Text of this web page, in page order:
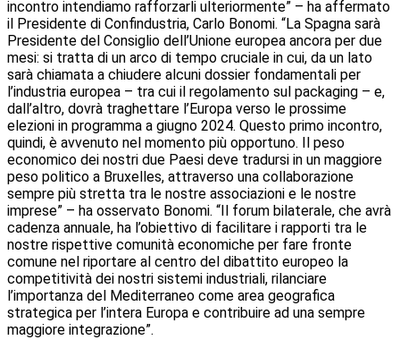
incontro intendiamo rafforzarli ulteriormente” – ha affermato
il Presidente di Confindustria, Carlo Bonomi. “La Spagna sarà
Presidente del Consiglio dell’Unione europea ancora per due
mesi: si tratta di un arco di tempo cruciale in cui, da un lato
sarà chiamata a chiudere alcuni dossier fondamentali per
l’industria europea – tra cui il regolamento sul packaging – e,
dall’altro, dovrà traghettare l’Europa verso le prossime
elezioni in programma a giugno 2024. Questo primo incontro,
quindi, è avvenuto nel momento più opportuno. Il peso
economico dei nostri due Paesi deve tradursi in un maggiore
peso politico a Bruxelles, attraverso una collaborazione
sempre più stretta tra le nostre associazioni e le nostre
imprese” – ha osservato Bonomi. “Il forum bilaterale, che avrà
cadenza annuale, ha l’obiettivo di facilitare i rapporti tra le
nostre rispettive comunità economiche per fare fronte
comune nel riportare al centro del dibattito europeo la
competitività dei nostri sistemi industriali, rilanciare
l’importanza del Mediterraneo come area geografica
strategica per l’intera Europa e contribuire ad una sempre
maggiore integrazione”.